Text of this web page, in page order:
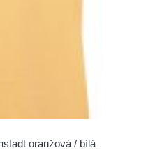
oranžová / bílá